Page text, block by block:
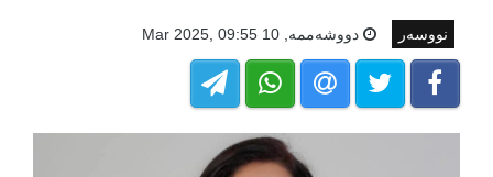
نووسەر دووشه‌ممه‌, 10 Mar 2025, 09:55